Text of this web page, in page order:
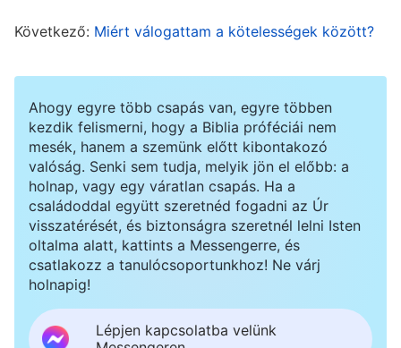
meg, hogyan lehet megoldani azt a problémát,
hogy az újonnan érkezettek túl elfoglaltak a
munkájukkal ahhoz, hogy részt vegyenek az
összejöveteleken. Miután befejeztem, néhány
testvér azt mondta, hogy nem kérdeztem meg
komolyan az újonnan érkezetteket a
nehézségeikről, hogy lássam, tényleg
nehézségeik vannak-e az életükben, vagy téves
Következő: Miért válogattam a kötelességek között?
Ahogy egyre több csapás van, egyre többen
kezdik felismerni, hogy a Biblia próféciái nem
mesék, hanem a szemünk előtt kibontakozó
valóság. Senki sem tudja, melyik jön el előbb: a
holnap, vagy egy váratlan csapás. Ha a
családoddal együtt szeretnéd fogadni az Úr
visszatérését, és biztonságra szeretnél lelni Isten
oltalma alatt, kattints a Messengerre, és
csatlakozz a tanulócsoportunkhoz! Ne várj
holnapig!
Lépjen kapcsolatba velünk